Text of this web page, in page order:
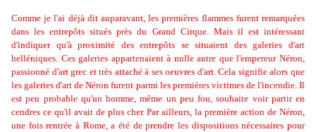
Comme je l'ai déjà dit auparavant, les premières flammes furent remarquées
dans les entrepôts situés près du Grand Cirque. Mais il est intéressant
d'indiquer qu'à proximité des entrepôts se situaient des galeries d'art
helléniques. Ces galeries appartenaient à nulle autre que l'empereur Néron,
passionné d'art grec et très attaché à ses oeuvres d'art. Cela signifie alors que
les galeries d'art de Néron furent parmi les premières victimes de l'incendie. Il
est peu probable qu'un homme, même un peu fou, souhaite voir partir en
cendres ce qu'il avait de plus cher. Par ailleurs, la première action de Néron,
une fois rentrée à Rome, a été de prendre les dispositions nécessaires pour